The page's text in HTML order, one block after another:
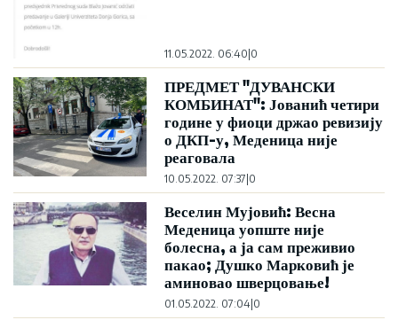
11.05.2022. 06:40|0
ПРЕДМЕТ "ДУВАНСКИ
КОМБИНАТ": Јованић четири
године у фиоци држао ревизију
о ДКП-у, Меденица није
реаговала
10.05.2022. 07:37|0
Веселин Мујовић: Весна
Меденица уопште није
болесна, а ја сам преживио
пакао; Душко Марковић је
аминовао шверцовање!
01.05.2022. 07:04|0